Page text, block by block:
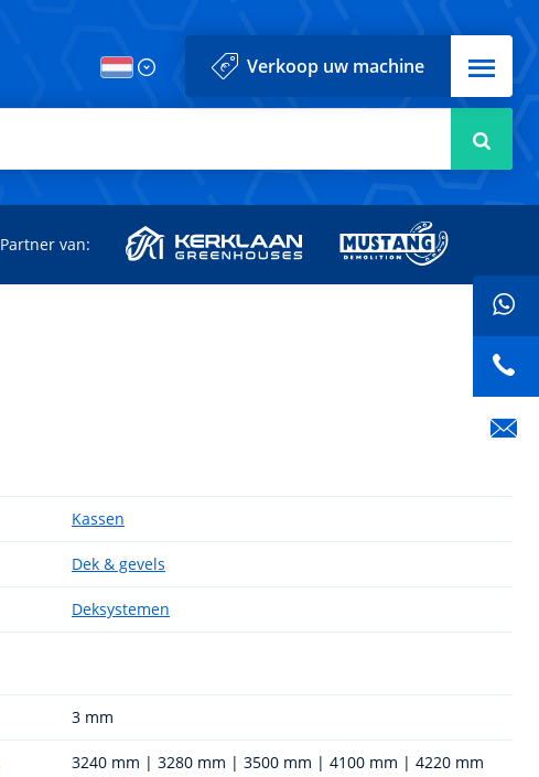
Verkoop uw machine Menu
Partner van:
Kassen
Dek & gevels
Deksystemen
3 mm
3240 mm | 3280 mm | 3500 mm | 4100 mm | 4220 mm